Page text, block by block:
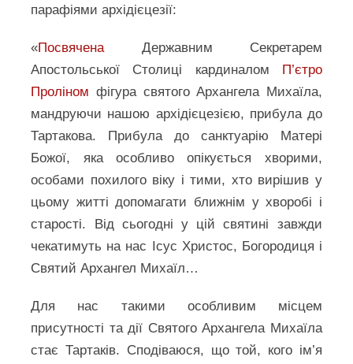
парафіями архідієцезії:
«ПосвяченаДержавним Секретарем
Апостольської Столиці кардиналом П’єтро
Проліном фігура святого Архангела Михаїла,
мандруючи нашою архідієцезією, прибула до
Тартакова. Прибула до санктуарію Матері
Божої, яка особливо опікується хворими,
особами похилого віку і тими, хто вирішив у
цьому житті допомагати ближнім у хворобі і
старості. Від сьогодні у цій святині завжди
чекатимуть на нас Ісус Христос, Богородиця і
Святий Архангел Михаїл…
Для нас такими особливим місцем
присутності та дії Святого Архангела Михаїла
стає Тартаків. Сподіваюся, що той, кого ім’я